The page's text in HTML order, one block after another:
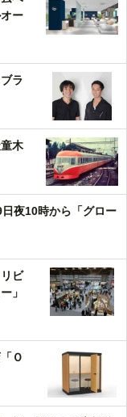
ー
ラ
木
夜10時から「グロー
ビ
」
Ｏ